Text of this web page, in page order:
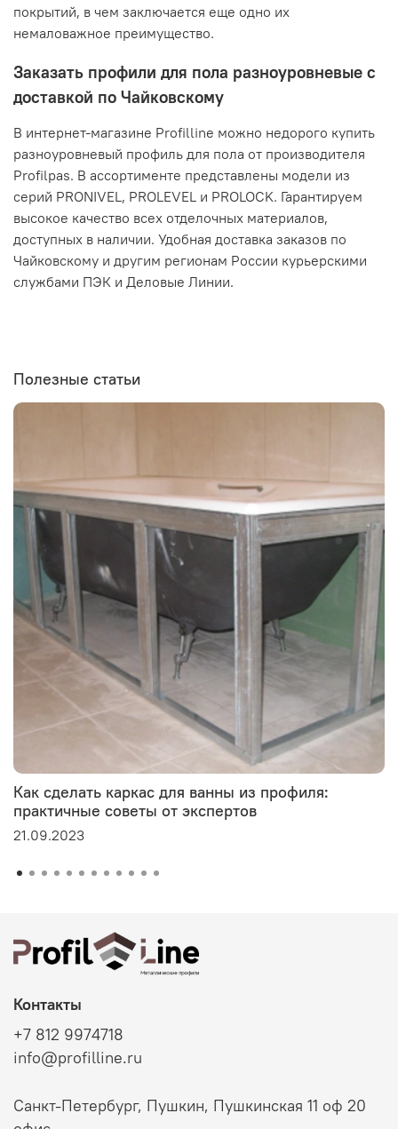
покрытий, в чем заключается еще одно их
немаловажное преимущество.
Заказать профили для пола разноуровневые с
доставкой по Чайковскому
В интернет-магазине Profilline можно недорого купить
разноуровневый профиль для пола от производителя
Profilpas. В ассортименте представлены модели из
серий PRONIVEL, PROLEVEL и PROLOCK. Гарантируем
высокое качество всех отделочных материалов,
доступных в наличии. Удобная доставка заказов по
Чайковскому и другим регионам России курьерскими
службами ПЭК и Деловые Линии.
Полезные статьи
Как сделать каркас для ванны из профиля:
практичные советы от экспертов
21.09.2023
Контакты
+7 812 9974718
info@profilline.ru
Санкт-Петербург, Пушкин, Пушкинская 11 оф 20